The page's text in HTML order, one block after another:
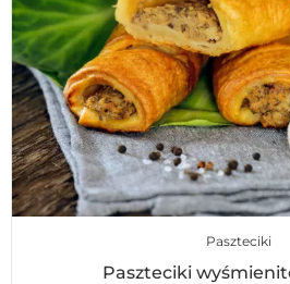
Paszteciki
Paszteciki